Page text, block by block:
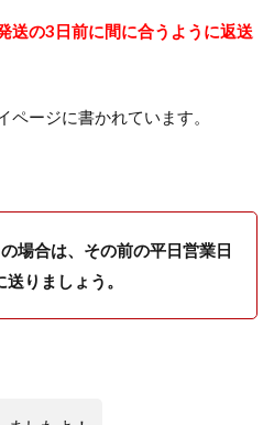
送の3日前に間に合うように返送
ージに書かれています。
場合は、その前の平日営業日
りましょう。